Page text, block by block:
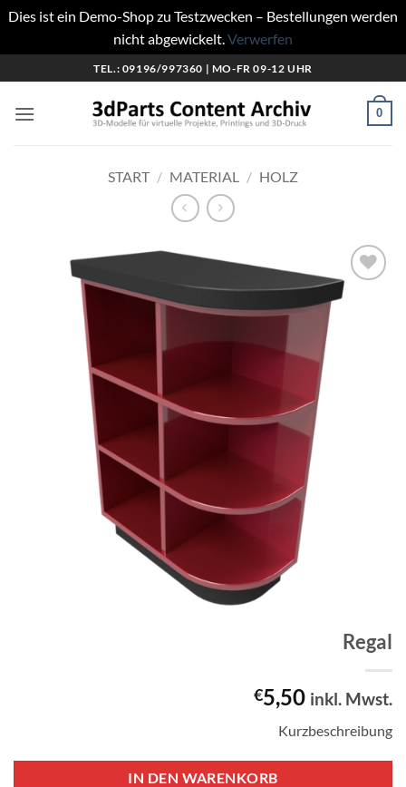
Dies ist ein Demo-Shop zu Testzwecken – Bestellungen werden
nicht abgewickelt.Verwerfen
Inhalt
springen
TEL.: 09196/997360 | MO-FR 09-12 UHR
0
START / MATERIAL / HOLZ
Add to
Regal
€5,50 inkl. Mwst.
Kurzbeschreibung
IN DEN WARENKORB